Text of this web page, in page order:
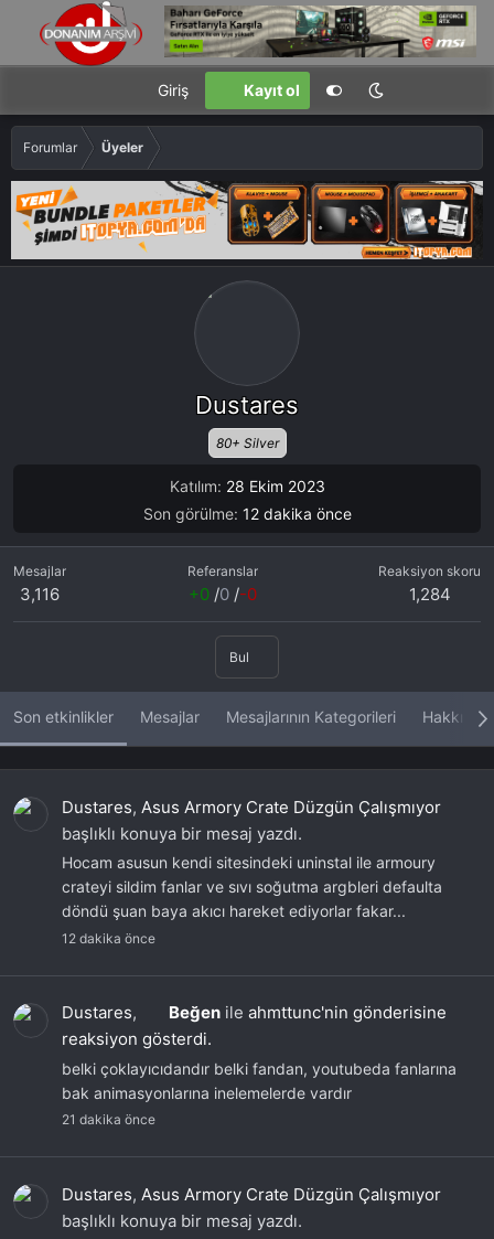
Giriş Kayıt ol
Forumlar Üyeler
Dustares
80+ Silver
Katılım 28 Ekim 2023
Son görülme 12 dakika önce
Mesajlar
3,116
Referanslar
+0/0/-0
Reaksiyon skoru
1,284
Bul
Son etkinlikler Mesajlar Mesajlarının Kategorileri Hakkında
Dustares, Asus Armory Crate Düzgün Çalışmıyor
başlıklı konuya bir mesaj yazdı.
Hocam asusun kendi sitesindeki uninstal ile armoury
crateyi sildim fanlar ve sıvı soğutma argbleri defaulta
döndü şuan baya akıcı hareket ediyorlar fakar...
12 dakika önce
Dustares, Beğen ile ahmttunc'nin gönderisine
reaksiyon gösterdi.
belki çoklayıcıdandır belki fandan, youtubeda fanlarına
bak animasyonlarına inelemelerde vardır
21 dakika önce
Dustares, Asus Armory Crate Düzgün Çalışmıyor
başlıklı konuya bir mesaj yazdı.